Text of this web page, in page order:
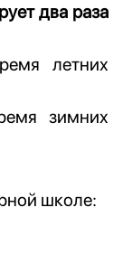
два раза
летних
зимних
школе: